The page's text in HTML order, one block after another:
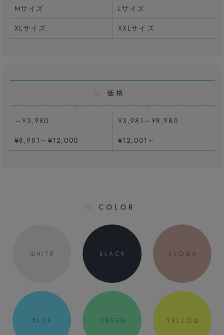
Mサイズ
Lサイズ
XLサイズ
XXLサイズ
～¥3,980
¥3,981～¥8,980
¥8,981～¥12,000
¥12,001～